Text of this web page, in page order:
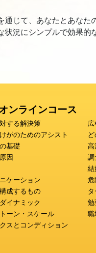
通じて、あなたとあなた
状況にシンプルで効果的
ンラインコース
する解決策
がのためのアシスト
基礎
因
ケーション
成するもの
イナミック
ーン・スケール
スとコンディション
高
調